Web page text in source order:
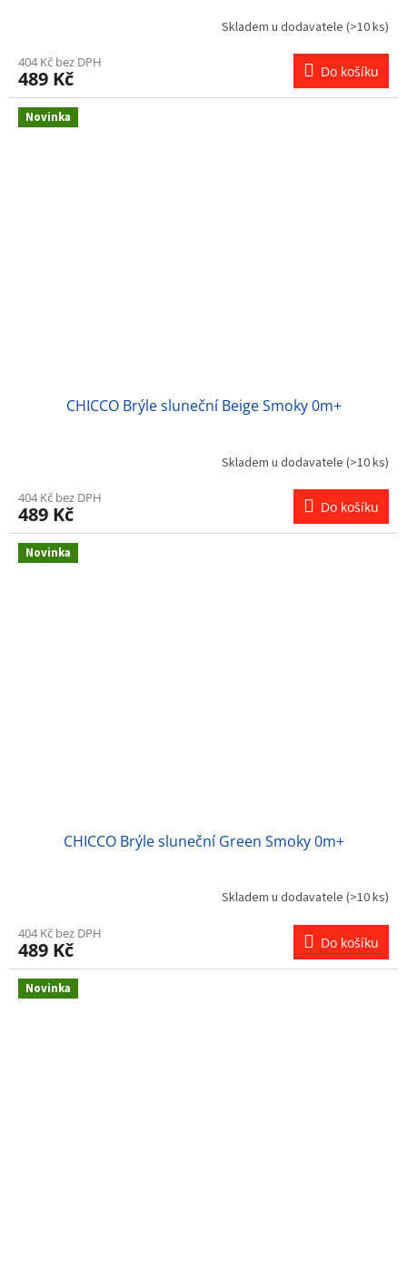
Skladem u dodavatele (>10 ks)
404 Kč bez DPH
489 Kč Do košíku
Novinka
CHICCO Brýle sluneční Beige Smoky 0m+
Skladem u dodavatele (>10 ks)
404 Kč bez DPH
489 Kč Do košíku
Novinka
CHICCO Brýle sluneční Green Smoky 0m+
Skladem u dodavatele (>10 ks)
404 Kč bez DPH
489 Kč Do košíku
Novinka